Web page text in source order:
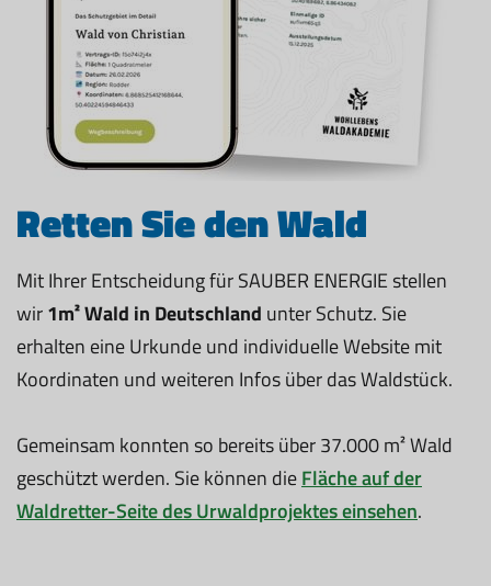
Retten Sie den Wald
Mit Ihrer Entscheidung für SAUBER ENERGIE stellen
wir1m² Wald in Deutschland unter Schutz. Sie
erhalten eine Urkunde und individuelle Website mit
Koordinaten und weiteren Infos über das Waldstück.
Gemeinsam konnten so bereits über 37.000 m² Wald
geschützt werden. Sie können dieFläche auf der
Waldretter-Seite des Urwaldprojektes einsehen.